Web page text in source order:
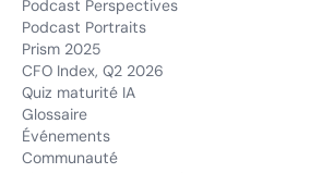
Podcast Perspectives
Podcast Portraits
Prism 2025
CFO Index, Q2 2026
Quiz maturité IA
Glossaire
Événements
Communauté